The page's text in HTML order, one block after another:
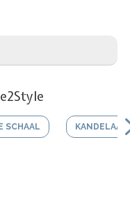
SCHAAL KANDELAAR